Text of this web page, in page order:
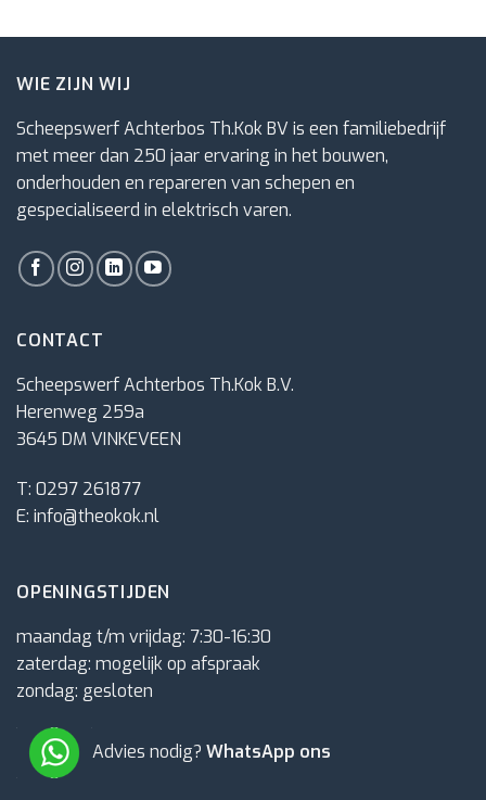
WIE ZIJN WIJ
Scheepswerf Achterbos Th.Kok BV is een familiebedrijf
met meer dan 250 jaar ervaring in het bouwen,
onderhouden en repareren van schepen en
gespecialiseerd in elektrisch varen.
CONTACT
Scheepswerf Achterbos Th.Kok B.V.
Herenweg 259a
3645 DM VINKEVEEN
T: 0297 261877
E: info@theokok.nl
OPENINGSTIJDEN
maandag t/m vrijdag: 7:30-16:30
zaterdag: mogelijk op afspraak
zondag: gesloten
Advies nodig? WhatsApp ons